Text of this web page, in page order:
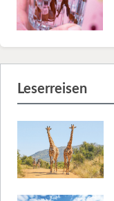
Leserreisen